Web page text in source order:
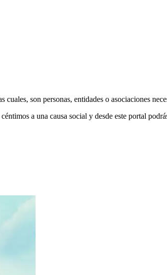
son personas, entidades o asociaciones
a una causa social y desde este portal